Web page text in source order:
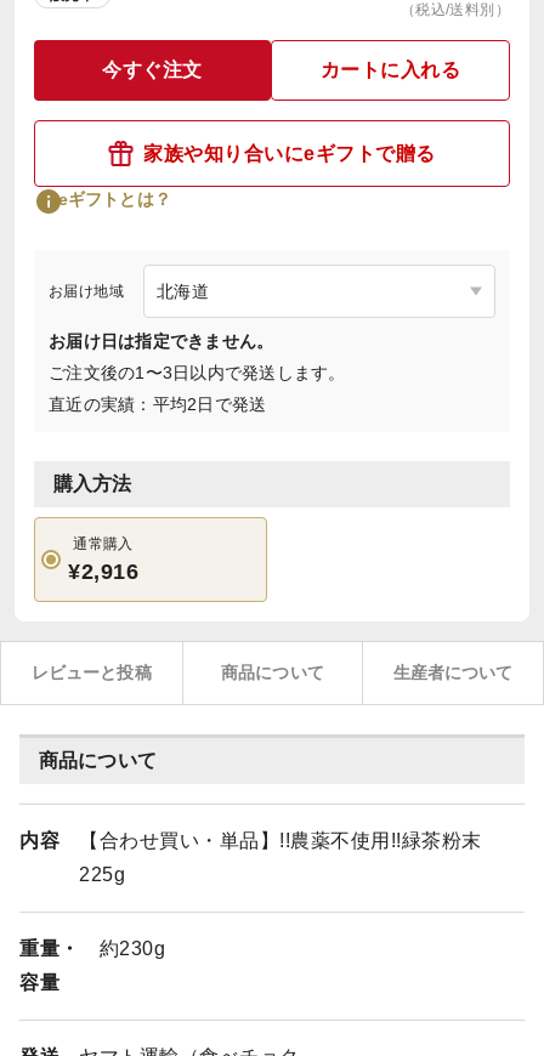
（税込/送料別）
今すぐ注文 カートに入れる
家族や知り合いにeギフトで贈る
eギフトとは？
お届け地域
お届け日は指定できません。
ご注文後の1〜3日以内で発送します。
直近の実績：平均2日で発送
購入方法
通常購入
¥2,916
レビューと投稿 商品について 生産者について
商品について
内容
【合わせ買い・単品】!!農薬不使用!!緑茶粉末
225g
重量・
容量
約230g